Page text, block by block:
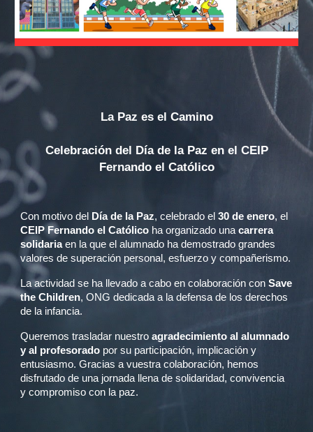
La Paz es el Camino
Celebración del Día de la Paz en el CEIP
Fernando el Católico
Con motivo del Día de la Paz, celebrado el30 de enero, el
CEIP Fernando el Católico ha organizado unacarrera
solidariaen la que el alumnado ha demostrado grandes
valores de superación personal, esfuerzo y compañerismo.
La actividad se ha llevado a cabo en colaboración conSave
the Children, ONG dedicada a la defensa de los derechos
de la infancia.
Queremos trasladar nuestroagradecimiento al alumnado
y al profesorado por su participación, implicación y
entusiasmo. Gracias a vuestra colaboración, hemos
disfrutado de una jornada llena de solidaridad, convivencia
y compromiso con la paz.